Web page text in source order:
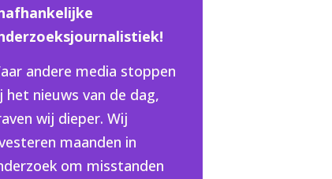
andere media stoppen
het nieuws van de dag,
wij dieper. Wij
maanden in
om misstanden